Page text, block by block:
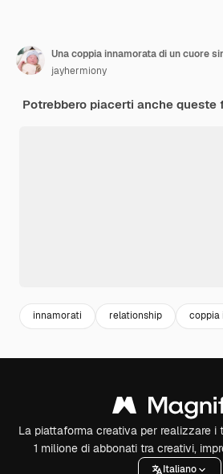
jayhermiony
Potrebbero piacerti anche queste
innamorati relationship coppia
La piattaforma creativa per realizzare i
1 milione di abbonati tra creativi,
Italiano